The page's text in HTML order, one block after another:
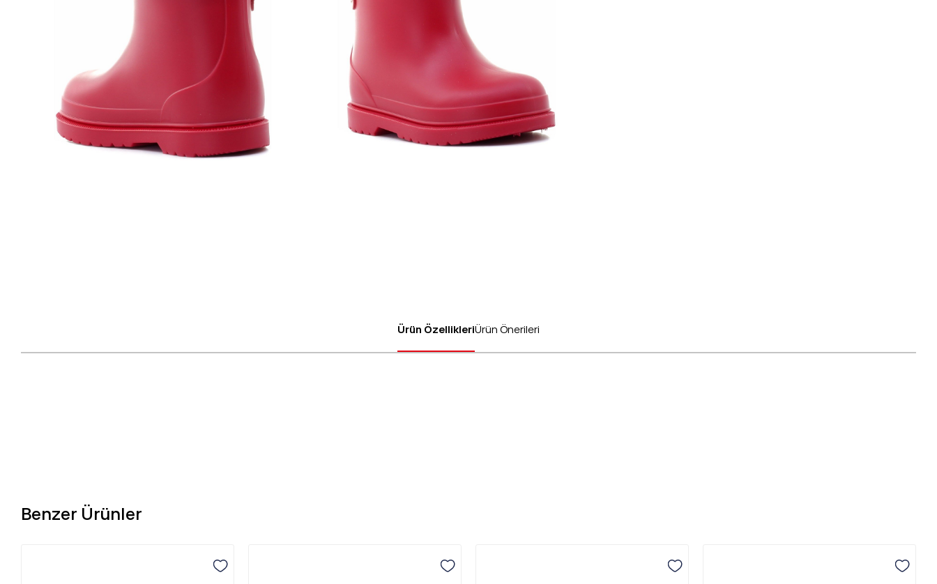
Ürün ÖzellikleriÜrün Önerileri
Benzer Ürünler